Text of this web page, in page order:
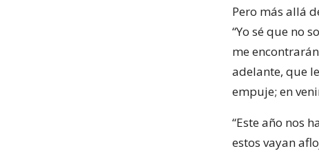
Pero más allá
“Yo sé que no
me
adelante, que
empuje; en
“Este año nos
estos vayan